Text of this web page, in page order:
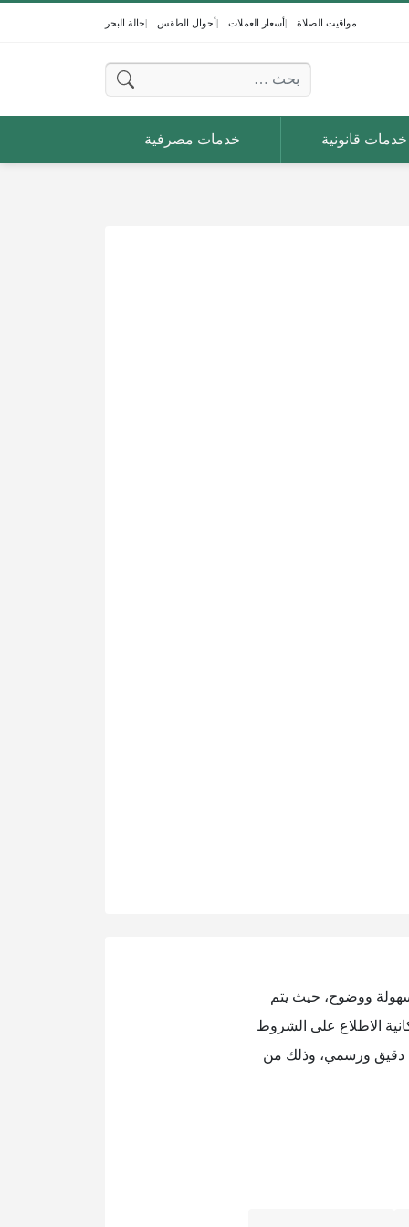
مواقيت الصلاة أسعار العملات أحوال الطقس حالة البحر
البحث عن:
خدمات قانونية خدمات مصرفية
بسهولة ووضوح، حيث يتم
الاطلاع على الشروط
دقيق ورسمي، وذلك من